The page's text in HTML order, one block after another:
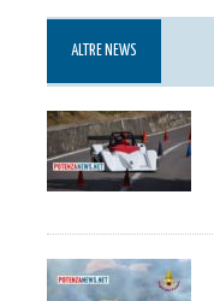
ALTRE NEWS